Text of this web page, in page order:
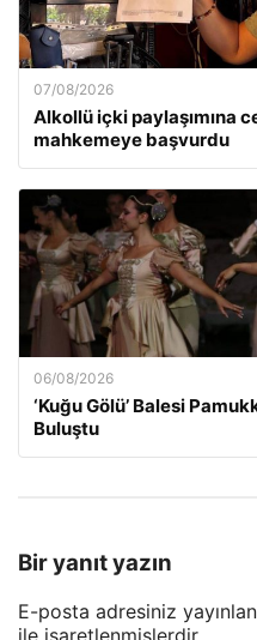
07/08/2026
Alkollü içki paylaşımına
mahkemeye başvurdu
06/08/2026
‘Kuğu Gölü’ Balesi
Buluştu
Bir yanıt yazın
E-posta adresiniz